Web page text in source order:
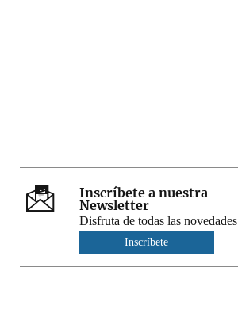
Inscríbete a nuestra
Newsletter
Disfruta de todas las novedades
Inscríbete